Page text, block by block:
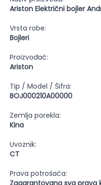
Ariston Električni bojler
Vrsta robe:
Bojleri
Proizvođač:
Ariston
Tip / Model / Šifra:
BOJ000210A00000
Zemlja porekla:
Kina
Uvoznik:
CT
Prava potrošača:
Zagarantovana sva prava